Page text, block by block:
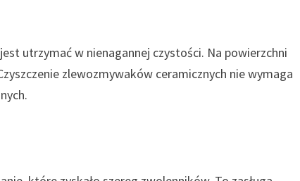
utrzymać w nienagannej czystości. Na powierzchni
zlewozmywaków ceramicznych nie wymaga